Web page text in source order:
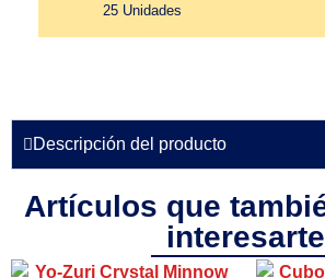
25 Unidades
Descripción del producto
Artículos que
interesarte